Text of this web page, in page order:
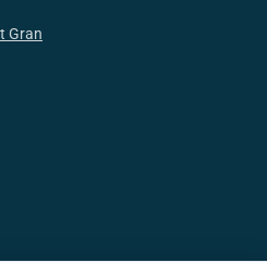
Gran